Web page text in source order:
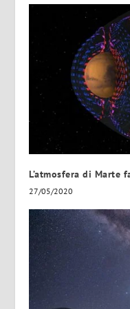
L’atmosfera di Marte
27/05/2020